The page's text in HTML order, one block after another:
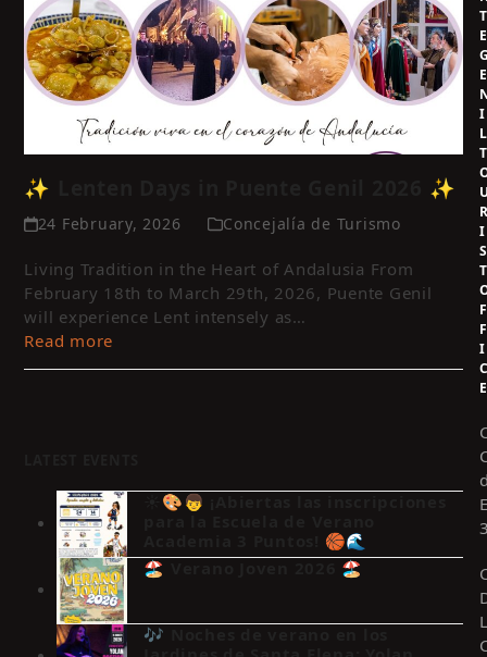
✨ Lenten Days in Puente Genil 2026 ✨
24 February, 2026 Concejalía de Turismo
Living Tradition in the Heart of Andalusia From
February 18th to March 29th, 2026, Puente Genil
will experience Lent intensely as…
Read more
☀️🎨👦 ¡Abiertas las inscripciones
Academia 3 Puntos! 🏀🌊
🏖️ Verano Joven 2026 🏖️
🎶 Noches de verano en los
T
E
E
I
L
T
I
S
T
F
F
I
E